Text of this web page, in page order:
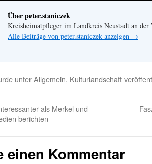
Über peter.staniczek
Kreisheimatpfleger im Landkreis Neustadt an der
Alle Beiträge von peter.staniczek anzeigen →
unterAllgemein, Kulturlandschaft
als Merkel und
berichten
einen Kommentar